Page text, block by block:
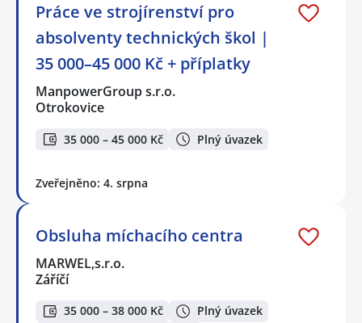
Práce ve strojírenství pro
absolventy technických škol |
35 000–45 000 Kč + příplatky
ManpowerGroup s.r.o.
Otrokovice
35 000 – 45 000 Kč Plný úvazek
Zveřejněno: 4. srpna
Obsluha míchacího centra
MARWEL,s.r.o.
Záříčí
35 000 – 38 000 Kč
Plný úvazek